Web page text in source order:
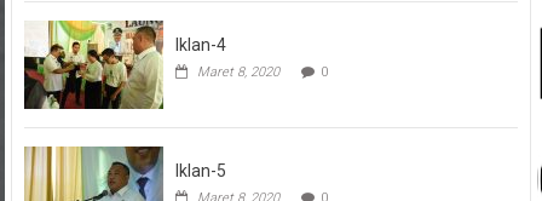
Iklan-4
Maret 8, 2020 0
Iklan-5